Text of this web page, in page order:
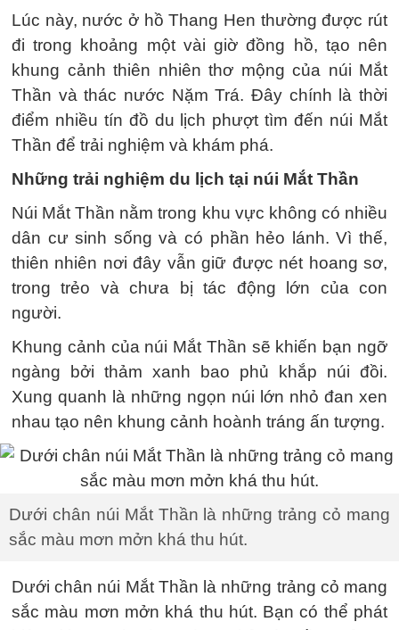
Lúc này, nước ở hồ Thang Hen thường được rút
đi trong khoảng một vài giờ đồng hồ, tạo nên
khung cảnh thiên nhiên thơ mộng của núi Mắt
Thần và thác nước Nặm Trá. Đây chính là thời
điểm nhiều tín đồ du lịch phượt tìm đến núi Mắt
Thần để trải nghiệm và khám phá.
Những trải nghiệm du lịch tại núi Mắt Thần
Núi Mắt Thần nằm trong khu vực không có nhiều
dân cư sinh sống và có phần hẻo lánh. Vì thế,
thiên nhiên nơi đây vẫn giữ được nét hoang sơ,
trong trẻo và chưa bị tác động lớn của con
người.
Khung cảnh của núi Mắt Thần sẽ khiến bạn ngỡ
ngàng bởi thảm xanh bao phủ khắp núi đồi.
Xung quanh là những ngọn núi lớn nhỏ đan xen
nhau tạo nên khung cảnh hoành tráng ấn tượng.
Dưới chân núi Mắt Thần là những trảng cỏ mang
sắc màu mơn mởn khá thu hút.
Dưới chân núi Mắt Thần là những trảng cỏ mang
sắc màu mơn mởn khá thu hút. Bạn có thể phát